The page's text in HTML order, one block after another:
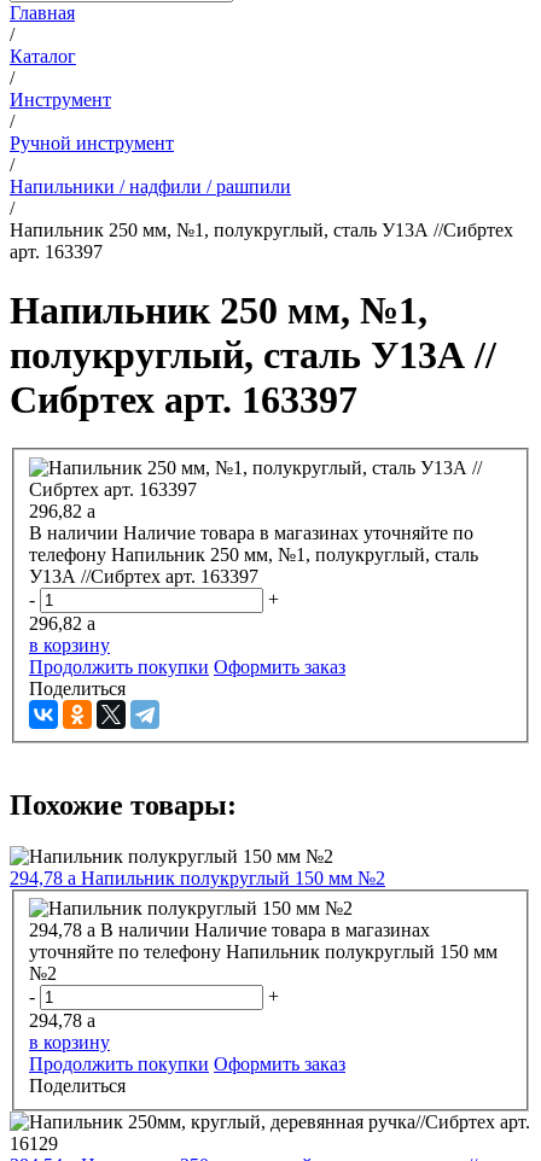
Главная
/
Каталог
/
Инструмент
/
Ручной инструмент
/
Напильники / надфили / рашпили
/
Напильник 250 мм, №1, полукруглый, сталь У13А //Сибртех
арт. 163397
Напильник 250 мм, №1,
полукруглый, сталь У13А //
Сибртех арт. 163397
296,82 a
В наличии Наличие товара в магазинах уточняйте по
телефону Напильник 250 мм, №1, полукруглый, сталь
У13А //Сибртех арт. 163397
-
+
296,82 a
в корзину
Продолжить покупки Оформить заказ
Поделиться
Похожие товары:
294,78 a Напильник полукруглый 150 мм №2
294,78 a В наличии Наличие товара в магазинах
уточняйте по телефону Напильник полукруглый 150 мм
№2
-
+
294,78 a
в корзину
Продолжить покупки Оформить заказ
Поделиться